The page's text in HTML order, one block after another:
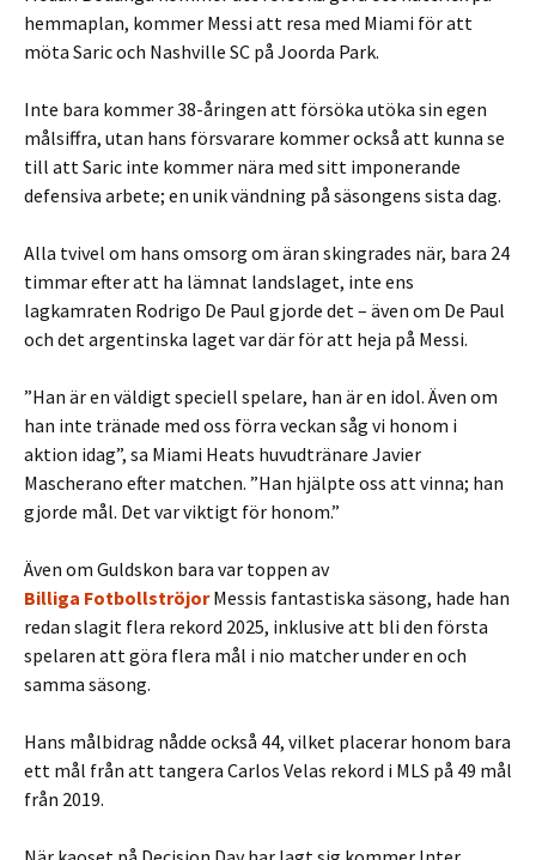
hemmaplan, kommer Messi att resa med Miami för att
möta Saric och Nashville SC på Joorda Park.
Inte bara kommer 38-åringen att försöka utöka sin egen
målsiffra, utan hans försvarare kommer också att kunna se
till att Saric inte kommer nära med sitt imponerande
defensiva arbete; en unik vändning på säsongens sista dag.
Alla tvivel om hans omsorg om äran skingrades när, bara 24
timmar efter att ha lämnat landslaget, inte ens
lagkamraten Rodrigo De Paul gjorde det – även om De Paul
och det argentinska laget var där för att heja på Messi.
”Han är en väldigt speciell spelare, han är en idol. Även om
han inte tränade med oss ​​förra veckan såg vi honom i
aktion idag”, sa Miami Heats huvudtränare Javier
Mascherano efter matchen. ”Han hjälpte oss att vinna; han
gjorde mål. Det var viktigt för honom.”
Även om Guldskon bara var toppen av
Billiga FotbollströjorMessis fantastiska säsong, hade han
redan slagit flera rekord 2025, inklusive att bli den första
spelaren att göra flera mål i nio matcher under en och
samma säsong.
Hans målbidrag nådde också 44, vilket placerar honom bara
ett mål från att tangera Carlos Velas rekord i MLS på 49 mål
från 2019.